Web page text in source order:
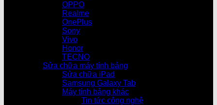
OPPO
Realme
OnePlus
Sony
Vivo
Honor
TECNO
Sửa chữa máy tính bảng
Sửa chữa iPad
Samsung Galaxy Tab
Máy tính bảng khác
Tin tức công nghệ